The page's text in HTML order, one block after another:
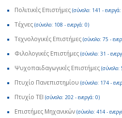
Πολιτικές Επιστήμες (σύνολο: 141 -
Τέχνες (σύνολο: 108 - ενεργά: 0)
Τεχνολογικές Επιστήμες (σύνολο: 75 -
Φιλολογικές Επιστήμες (σύνολο: 31 -
Ψυχοπαιδαγωγικές Επιστήμες (σύνολο:
Πτυχίο Πανεπιστημίου (σύνολο: 174 -
Πτυχίο ΤΕΙ (σύνολο: 202 - ενεργά: 0)
Επιστήμες Μηχανικών (σύνολο: 414 -